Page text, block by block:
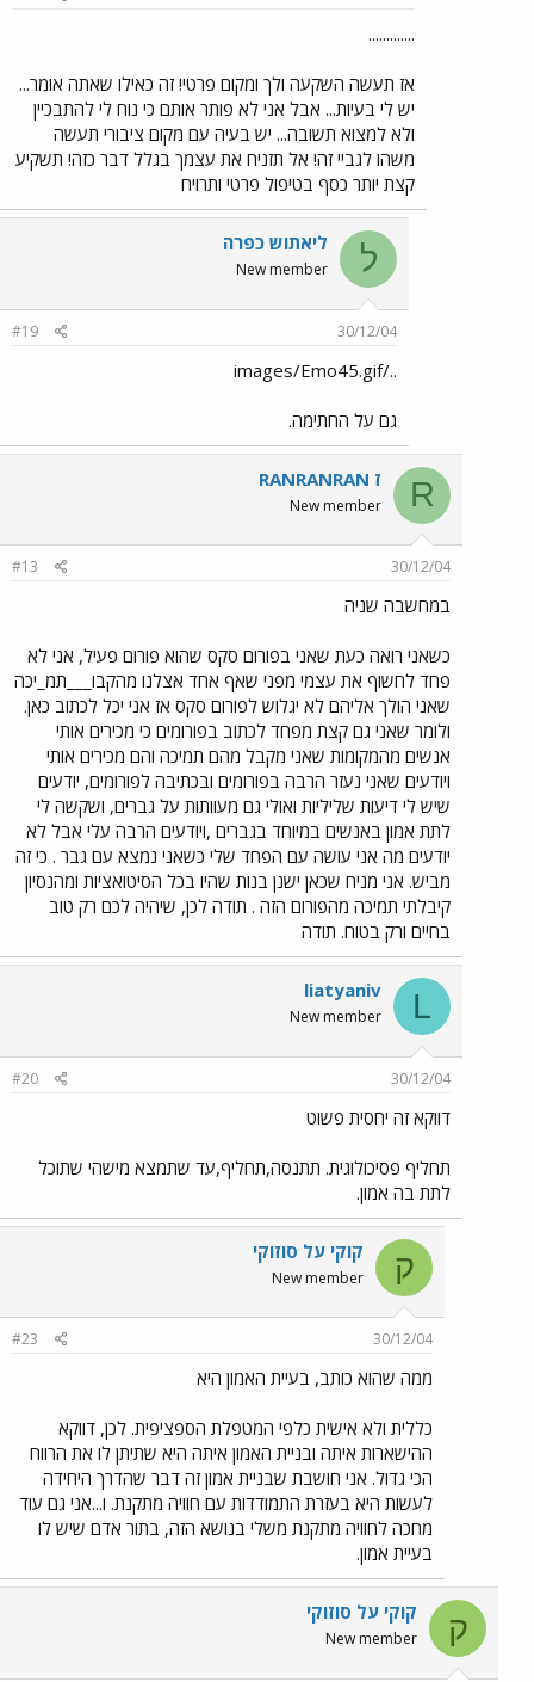
.............
אז תעשה השקעה ולך ומקום פרטי! זה כאילו שאתה אומר...
יש לי בעיות... אבל אני לא פותר אותם כי נוח לי להתבכיין
ולא למצוא תשובה... יש בעיה עם מקום ציבורי תעשה
משהו לגביי זה! אל תזניח את עצמך בגלל דבר כזה! תשקיע
קצת יותר כסף בטיפול פרטי ותרויח
ל ליאתוש כפרה
New member
30/12/04
#19
../images/Emo45.gif
גם על החתימה.
R RANRANRAN ז
New member
30/12/04
#13
במחשבה שניה
כשאני רואה כעת שאני בפורום סקס שהוא פורום פעיל, אני לא
פחד לחשוף את עצמי מפני שאף אחד אצלנו מהקבו___תמ_יכה
שאני הולך אליהם לא יגלוש לפורום סקס אז אני יכל לכתוב כאן.
ולומר שאני גם קצת מפחד לכתוב בפורומים כי מכירים אותי
אנשים מהמקומות שאני מקבל מהם תמיכה והם מכירים אותי
ויודעים שאני נעזר הרבה בפורומים ובכתיבה לפורומים, יודעים
שיש לי דיעות שליליות ואולי גם מעוותות על גברים, ושקשה לי
לתת אמון באנשים במיוחד בגברים ,ויודעים הרבה עלי אבל לא
יודעים מה אני עושה עם הפחד שלי כשאני נמצא עם גבר . כי זה
מביש. אני מניח שכאן ישנן בנות שהיו בכל הסיטואציות ומהנסיון
קיבלתי תמיכה מהפורום הזה . תודה לכן, שיהיה לכם רק טוב
בחיים ורק בטוח. תודה
L
liatyaniv
New member
30/12/04
#20
דווקא זה יחסית פשוט
תחליף פסיכולוגית. תתנסה,תחליף,עד שתמצא מישהי שתוכל
לתת בה אמון.
ק קוקי על סוזוקי
New member
30/12/04
#23
ממה שהוא כותב, בעיית האמון היא
כללית ולא אישית כלפי המטפלת הספציפית. לכן, דווקא
ההישארות איתה ובניית האמון איתה היא שתיתן לו את הרווח
הכי גדול. אני חושבת שבניית אמון זה דבר שהדרך היחידה
לעשות היא בעזרת התמודדות עם חוויה מתקנת. ו...אני גם עוד
מחכה לחוויה מתקנת משלי בנושא הזה, בתור אדם שיש לו
בעיית אמון.
ק קוקי על סוזוקי
New member